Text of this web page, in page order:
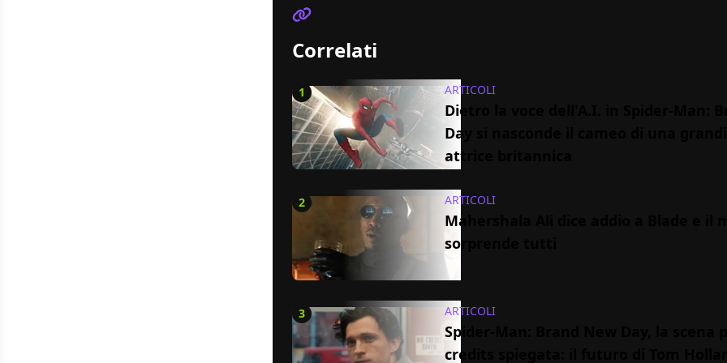
Correlati
1 ARTICOLI
Dietro la voce dell'A.I. in Spider-Man:
Day si nasconde il cameo di una
attrice britannica
2 ARTICOLI
Mahershala Ali dice addio a Blade e il
sorprende tutti
3 ARTICOLI
Spider-Man: Brand New Day, la scena
credits spiegata: il futuro di Tom